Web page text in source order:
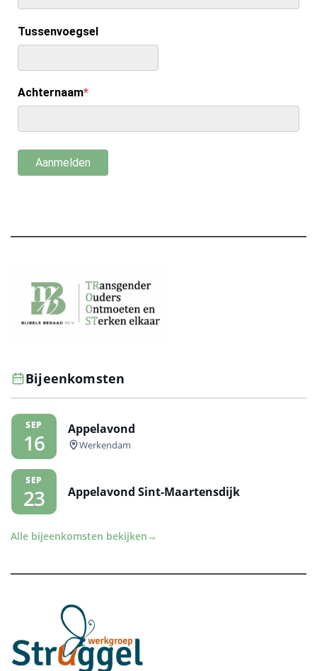
Bijeenkomsten
SEP
16
Appelavond
Werkendam
SEP
23 Appelavond Sint-Maartensdijk
Alle bijeenkomsten bekijken →